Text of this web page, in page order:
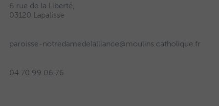
6 rue de la Liberté,
03120 Lapalisse
paroisse-notredamedelalliance@moulins.catholique.fr
04 70 99 06 76